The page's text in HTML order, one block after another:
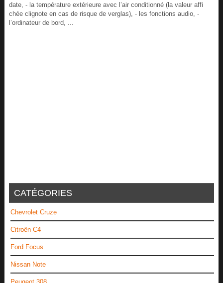
date, - la température extérieure avec l’air conditionné (la valeur affi
chée clignote en cas de risque de verglas), - les fonctions audio, -
l’ordinateur de bord, ...
CATÉGORIES
Chevrolet Cruze
Citroën C4
Ford Focus
Nissan Note